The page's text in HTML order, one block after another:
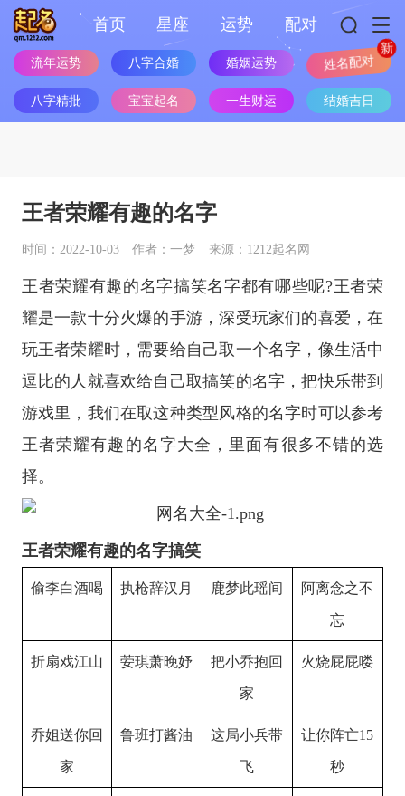
首页 星座 运势 配对
流年运势 八字合婚 婚姻运势 姓名配对
八字精批 宝宝起名 一生财运 结婚吉日
王者荣耀有趣的名字
时间：2022-10-03 作者：一梦 来源：1212起名网
王者荣耀有趣的名字搞笑名字都有哪些呢?王者荣
耀是一款十分火爆的手游，深受玩家们的喜爱，在
玩王者荣耀时，需要给自己取一个名字，像生活中
逗比的人就喜欢给自己取搞笑的名字，把快乐带到
游戏里，我们在取这种类型风格的名字时可以参考
王者荣耀有趣的名字大全，里面有很多不错的选
择。
王者荣耀有趣的名字搞笑
偷李白酒喝 执枪辞汉月 鹿梦此瑶间 阿离念之不
忘
折扇戏江山 荌琪萧晚妤 把小乔抱回
家
火烧屁屁喽
乔姐送你回
家
鲁班打酱油 这局小兵带
飞
让你阵亡15
秒